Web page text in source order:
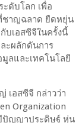
ระดับโลก เพื่อ
ชาญฉลาด ยืดหยุ่น
บเอสซีจีในครั้งนี้
ะผลักดันการ
ลและเทคโนโลยี
เอสซีจี กล่าวว่า
Organization
ปัญญาประดิษฐ์ หุ่น